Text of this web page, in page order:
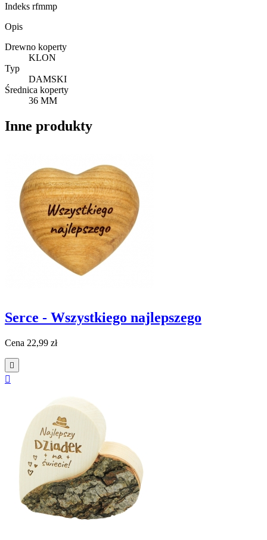
Indeks rfmmp
Opis
Drewno koperty
KLON
Typ
DAMSKI
Średnica koperty
36 MM
Inne produkty
Serce - Wszystkiego najlepszego
Cena 22,99 zł

